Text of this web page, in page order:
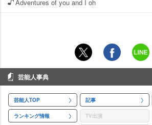
Adventures of you and I oh
芸能人事典
芸能人TOP 記事
ランキング情報 TV出演